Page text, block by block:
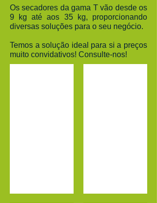
Os secadores da gama T vão desde os
9 kg até aos 35 kg, proporcionando
diversas soluções para o seu negócio.
Temos a solução ideal para si a preços
muito convidativos! Consulte-nos!